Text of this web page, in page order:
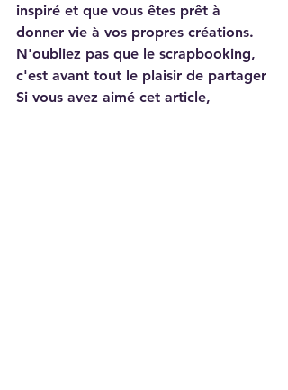
inspiré et que vous êtes prêt à
donner vie à vos propres créations.
N'oubliez pas que le scrapbooking,
c'est avant tout le plaisir de partager
Si vous avez aimé cet article,